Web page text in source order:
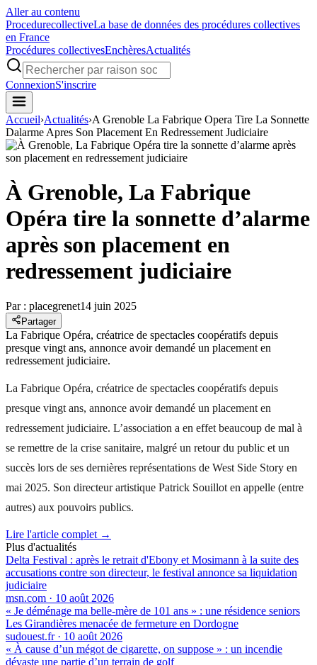
Aller au contenu
ProcedurecollectiveLa base de données des procédures collectives
en France
Procédures collectivesEnchèresActualités
ConnexionS'inscrire
Accueil›Actualités›A Grenoble La Fabrique Opera Tire La Sonnette
Dalarme Apres Son Placement En Redressement Judiciaire
À Grenoble, La Fabrique
Opéra tire la sonnette d’alarme
après son placement en
redressement judiciaire
Par : placegrenet14 juin 2025
Partager
La Fabrique Opéra, créatrice de spectacles coopératifs depuis
presque vingt ans, annonce avoir demandé un placement en
redressement judiciaire.
La Fabrique Opéra, créatrice de spectacles coopératifs depuis
presque vingt ans, annonce avoir demandé un placement en
redressement judiciaire. L’association a en effet beaucoup de mal à
se remettre de la crise sanitaire, malgré un retour du public et un
succès lors de ses dernières représentations de West Side Story en
mai 2025. Son directeur artistique Patrick Souillot en appelle (entre
autres) aux pouvoirs publics.
Lire l'article complet →
Plus d'actualités
Delta Festival : après le retrait d'Ebony et Mosimann à la suite des
accusations contre son directeur, le festival annonce sa liquidation
judiciaire
msn.com · 10 août 2026
« Je déménage ma belle-mère de 101 ans » : une résidence seniors
Les Girandières menacée de fermeture en Dordogne
sudouest.fr· 10 août 2026
« À cause d’un mégot de cigarette, on suppose » : un incendie
dévaste une partie d’un terrain de golf